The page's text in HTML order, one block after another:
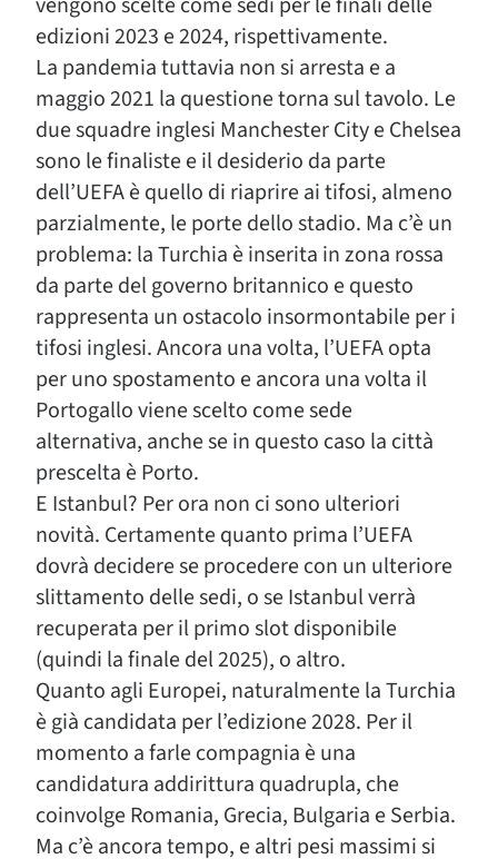
edizioni 2023 e 2024, rispettivamente.
La pandemia tuttavia non si arresta e a
maggio 2021 la questione torna sul tavolo. Le
due squadre inglesi Manchester City e Chelsea
sono le finaliste e il desiderio da parte
dell’UEFA è quello di riaprire ai tifosi, almeno
parzialmente, le porte dello stadio. Ma c’è un
problema: la Turchia è inserita in zona rossa
da parte del governo britannico e questo
rappresenta un ostacolo insormontabile per i
tifosi inglesi. Ancora una volta, l’UEFA opta
per uno spostamento e ancora una volta il
Portogallo viene scelto come sede
alternativa, anche se in questo caso la città
prescelta è Porto.
E Istanbul? Per ora non ci sono ulteriori
novità. Certamente quanto prima l’UEFA
dovrà decidere se procedere con un ulteriore
slittamento delle sedi, o se Istanbul verrà
recuperata per il primo slot disponibile
(quindi la finale del 2025), o altro.
Quanto agli Europei, naturalmente la Turchia
è già candidata per l’edizione 2028. Per il
momento a farle compagnia è una
candidatura addirittura quadrupla, che
coinvolge Romania, Grecia, Bulgaria e Serbia.
Ma c’è ancora tempo, e altri pesi massimi si